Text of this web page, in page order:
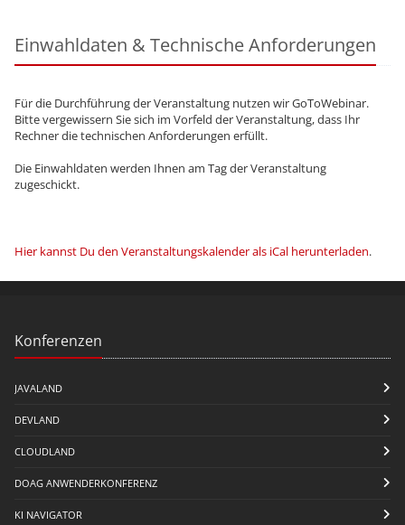
Einwahldaten & Technische Anforderungen
Für die Durchführung der Veranstaltung nutzen wir GoToWebinar.
Bitte vergewissern Sie sich im Vorfeld der Veranstaltung, dass Ihr
Rechner die technischen Anforderungen erfüllt.
Die Einwahldaten werden Ihnen am Tag der Veranstaltung
zugeschickt.
Hier kannst Du den Veranstaltungskalender als iCal herunterladen.
Konferenzen
JAVALAND
DEVLAND
CLOUDLAND
DOAG ANWENDERKONFERENZ
KI NAVIGATOR